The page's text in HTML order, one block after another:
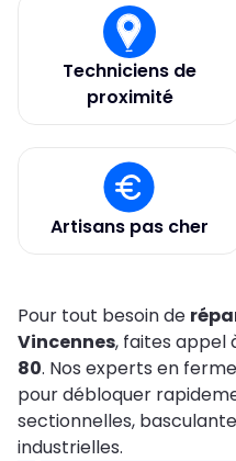
Techniciens de
proximité
Artisans pas cher
Pour tout besoin de
Vincennes, faites appel
80. Nos experts en
pour débloquer
sectionnelles,
industrielles.